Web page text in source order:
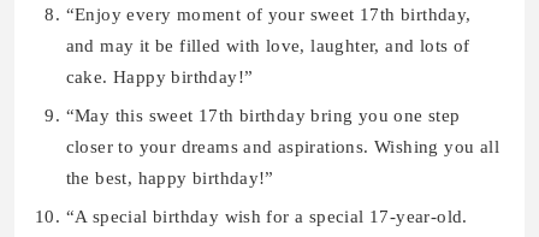
“Enjoy every moment of your sweet 17th birthday,
and may it be filled with love, laughter, and lots of
cake. Happy birthday!”
“May this sweet 17th birthday bring you one step
closer to your dreams and aspirations. Wishing you all
the best, happy birthday!”
“A special birthday wish for a special 17-year-old.